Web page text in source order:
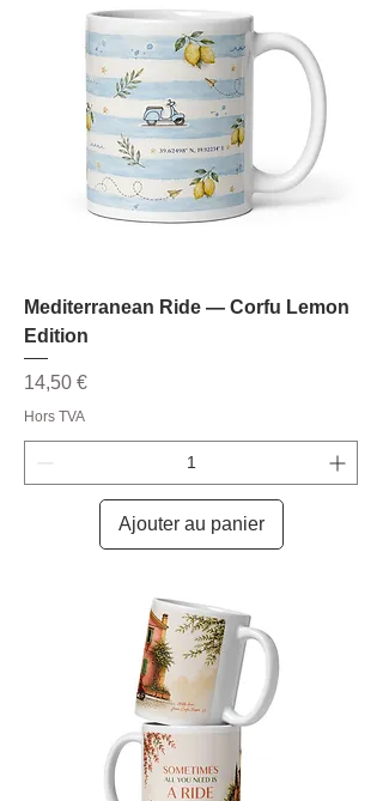
Mediterranean Ride — Corfu Lemon
Edition
Prix
14,50 €
Hors TVA
Ajouter au panier